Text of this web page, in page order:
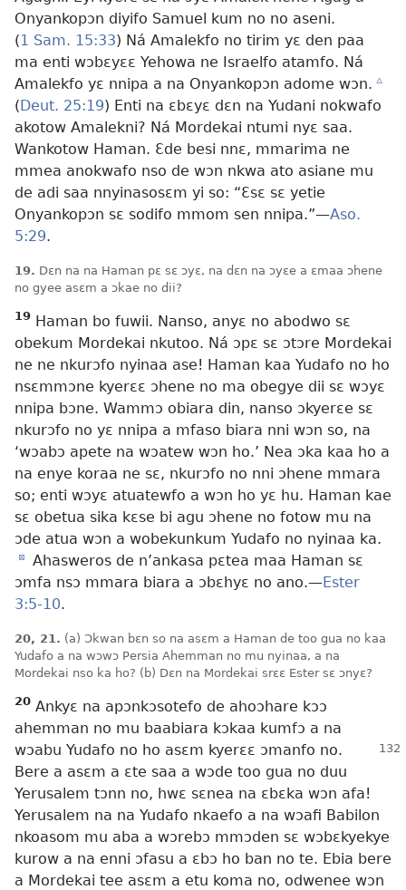
Onyankopɔn diyifo Samuel kum no no aseni.
(1 Sam. 15:33) Ná Amalekfo no tirim yɛ den paa
ma enti wɔbɛyɛɛ Yehowa ne Israelfo atamfo. Ná
Amalekfo yɛ nnipa a na Onyankopɔn adome wɔn. c
(Deut. 25:19) Enti na ɛbɛyɛ dɛn na Yudani nokwafo
akotow Amalekni? Ná Mordekai ntumi nyɛ saa.
Wankotow Haman. Ɛde besi nnɛ, mmarima ne
mmea anokwafo nso de wɔn nkwa ato asiane mu
de adi saa nnyinasosɛm yi so: “Ɛsɛ sɛ yetie
Onyankopɔn sɛ sodifo mmom sen nnipa.”—Aso.
5:29.
19. Dɛn na na Haman pɛ sɛ ɔyɛ, na dɛn na ɔyɛe a ɛmaa ɔhene
no gyee asɛm a ɔkae no dii?
19 Haman bo fuwii. Nanso, anyɛ no abodwo sɛ
obekum Mordekai nkutoo. Ná ɔpɛ sɛ ɔtɔre Mordekai
ne ne nkurɔfo nyinaa ase! Haman kaa Yudafo no ho
nsɛmmɔne kyerɛɛ ɔhene no ma obegye dii sɛ wɔyɛ
nnipa bɔne. Wammɔ obiara din, nanso ɔkyerɛe sɛ
nkurɔfo no yɛ nnipa a mfaso biara nni wɔn so, na
‘wɔabɔ apete na wɔatew wɔn ho.’ Nea ɔka kaa ho a
na enye koraa ne sɛ, nkurɔfo no nni ɔhene mmara
so; enti wɔyɛ atuatewfo a wɔn ho yɛ hu. Haman kae
sɛ obetua sika kɛse bi agu ɔhene no fotow mu na
ɔde atua wɔn a wobekunkum Yudafo no nyinaa ka.
d Ahasweros de n’ankasa pɛtea maa Haman sɛ
ɔmfa nsɔ mmara biara a ɔbɛhyɛ no ano.—Ester
3:5-10.
20, 21. (a) Ɔkwan bɛn so na asɛm a Haman de too gua no kaa
Yudafo a na wɔwɔ Persia Ahemman no mu nyinaa, a na
Mordekai nso ka ho? (b) Dɛn na Mordekai srɛɛ Ester sɛ ɔnyɛ?
20 Ankyɛ na apɔnkɔsotefo de ahoɔhare kɔɔ
ahemman no mu baabiara kɔkaa kumfɔ a na
wɔabu Yudafo no ho asɛm kyerɛɛ ɔmanfo no.
Bere a asɛm a ɛte saa a wɔde too gua no duu
Yerusalem tɔnn no, hwɛ sɛnea na ɛbɛka wɔn afa!
Yerusalem na na Yudafo nkaefo a na wɔafi Babilon
nkoasom mu aba a wɔrebɔ mmɔden sɛ wɔbɛkyekye
kurow a na enni ɔfasu a ɛbɔ ho ban no te. Ebia bere
a Mordekai tee asɛm a etu koma no, odwenee wɔn